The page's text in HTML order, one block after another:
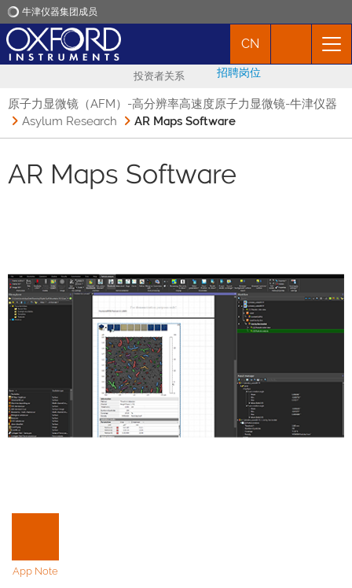
牛津仪器集团成员
产品
新闻
联络我们
CN
投资者关系 招聘岗位
原子力显微镜（AFM）-高分辨率高速度原子力显微镜-牛津仪器
Asylum Research
AR Maps Software
AR Maps Software
App Note